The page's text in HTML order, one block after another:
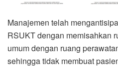
Manajemen telah
RSUKT dengan memisahkan
umum dengan ruang
sehingga tidak membuat